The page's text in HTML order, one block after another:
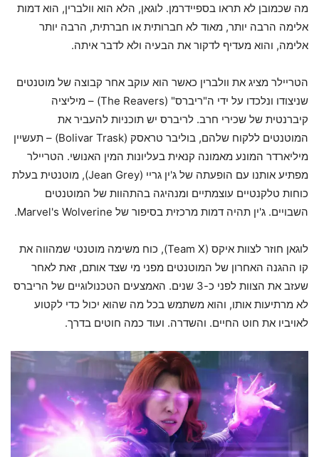
מה שכמובן לא תראו בספיידרמן. לוגאן, הלא הוא וולברין, הוא דמות
אלימה הרבה יותר, מאוד לא חברותית או חברתית, הרבה יותר
אלימה, והוא מעדיף לדקור את הבעיה ולא לדבר איתה.
הטריילר מציג את וולברין כאשר הוא עוקב אחר קבוצה של מוטנטים
שניצודו ונלכדו על ידי ה"ריברס" (The Reavers) – מיליציה
קיברנטית של שכירי חרב. לריברס יש תוכניות להעביר את
המוטנטים ללקוח שלהם, בוליבר טראסק (Bolivar Trask) – תעשיין
מיליארדר המונע מאמונה קנאית בעליונות המין האנושי. הטריילר
מפתיע אותנו עם הופעתה של ג'ין גריי (Jean Grey), מוטנטית בעלת
כוחות טלקנטיים עוצמתיים ומנהיגה בהתהוות של המוטנטים
השבויים. ג'ין תהיה דמות מרכזית בסיפור של Marvel's Wolverine.
לוגאן חוזר לצוות איקס (Team X), כוח משימה מוטנטי שמהווה את
קו ההגנה האחרון של המוטנטים מפני מי שצד אותם, זאת לאחר
שעזב את הצוות לפני כ-3 שנים. האמצעים הטכנולוגיים של הריברס
לא מרתיעות אותו, והוא משתמש בכל מה שהוא יכול כדי לקטוע
לאויביו את חוט החיים. והשדרה. ועוד כמה חוטים בדרך.